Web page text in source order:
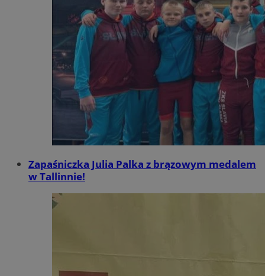
Zapaśniczka Julia Palka z brązowym medalem
w Tallinnie!